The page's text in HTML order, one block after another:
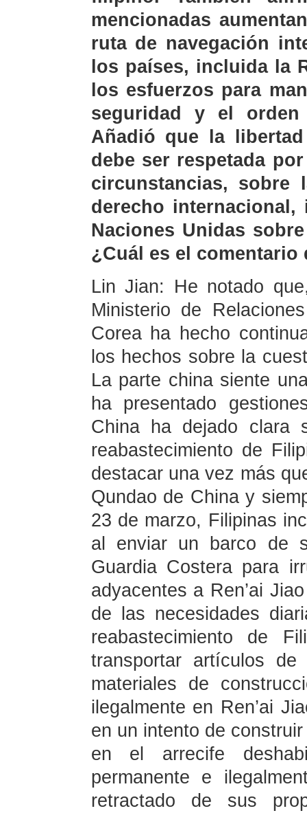
mencionadas
ruta de navegación
los países, incluida la
los esfuerzos para
seguridad y el
Añadió que la
debe ser respetada
circunstancias,
derecho
Naciones Unidas
¿Cuál es el comentario
Lin Jian: He notado
Ministerio de
Corea ha hecho
los hechos sobre la
La parte china siente
ha presentado
China ha dejado clara
reabastecimiento de
destacar una vez más
Qundao de China y
23 de marzo, Filipinas
al enviar un barco de
Guardia Costera para
adyacentes a Ren’ai
de las necesidades
reabastecimiento de
transportar artículos
materiales de
ilegalmente en Ren’ai
en un intento de
en el arrecife
permanente e
retractado de sus